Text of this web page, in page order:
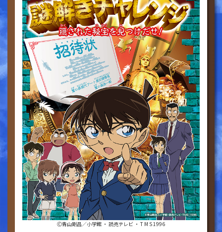
Ⓒ青山剛昌／小学館 ・ 読売テレビ ・ T M S 1996